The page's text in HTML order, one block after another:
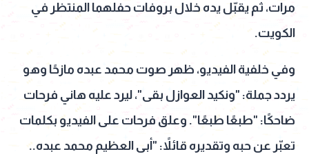
مرات، ثم يقبّل يده خلال بروفات حفلهما المنتظر في
الكويت.
وفي خلفية الفيديو، ظهر صوت محمد عبده مازحًا وهو
يردد جملة: "ونكيد العوازل بقى"، ليرد عليه هاني فرحات
ضاحكًا: "طبعًا طبعًا". وعلق فرحات على الفيديو بكلمات
تعبّر عن حبه وتقديره قائلاً: "أبي العظيم محمد عبده..